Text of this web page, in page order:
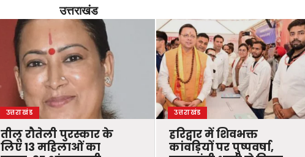
उत्तराखंड
उत्तराखंड
तीलू रौतेली पुरस्कार के
लिए 13 महिलाओं का
उत्तराखंड
हरिद्वार में शिवभक्त
कांवड़ियों पर पुष्पवर्षा,